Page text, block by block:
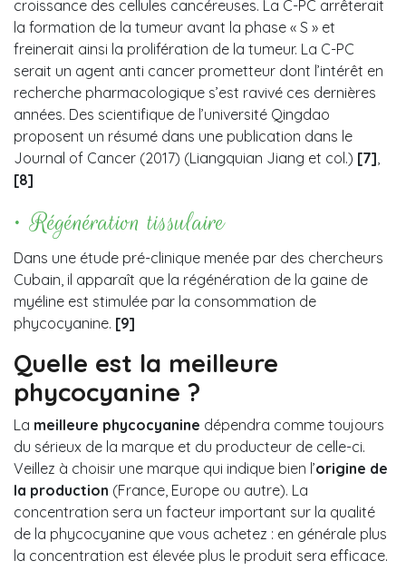
croissance des cellules cancéreuses. La C-PC arrêterait
la formation de la tumeur avant la phase « S » et
freinerait ainsi la prolifération de la tumeur. La C-PC
serait un agent anti cancer prometteur dont l’intérêt en
recherche pharmacologique s’est ravivé ces dernières
années. Des scientifique de l’université Qingdao
proposent un résumé dans une publication dans le
Journal of Cancer (2017) (Liangquian Jiang et col.) [7]
[8]
• Régénération tissulaire
Dans une étude pré-clinique menée par des chercheurs
Cubain, il apparaît que la régénération de la gaine de
myéline est stimulée par la consommation de
phycocyanine. [9]
Quelle est la meilleure
phycocyanine ?
La meilleure phycocyanine dépendra comme toujours
du sérieux de la marque et du producteur de celle-ci.
Veillez à choisir une marque qui indique bien l’origine de
la production (France, Europe ou autre). La
concentration sera un facteur important sur la qualité
de la phycocyanine que vous achetez : en générale plus
la concentration est élevée plus le produit sera efficace.